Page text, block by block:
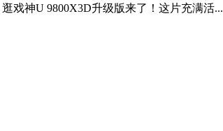
戏神U 9800X3D升级版来了！这片充满活...